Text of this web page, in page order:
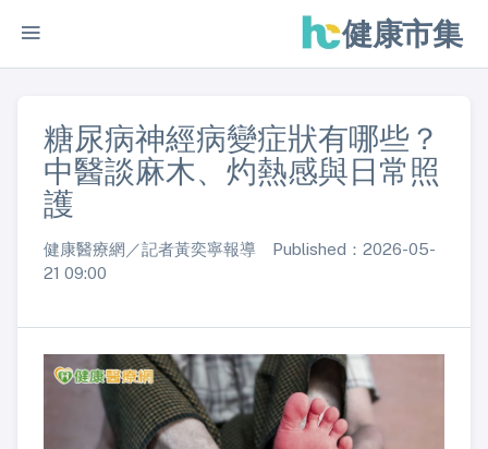
健康市集
糖尿病神經病變症狀有哪些？
中醫談麻木、灼熱感與日常照
護
健康醫療網／記者黃奕寧報導 Published：2026-05-
21 09:00